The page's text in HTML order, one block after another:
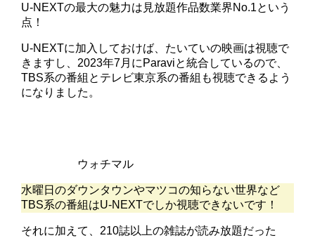
U-NEXTの最大の魅力は見放題作品数業界No.1という
点！
U-NEXTに加入しておけば、たいていの映画は視聴で
きますし、2023年7月にParaviと統合しているので、
TBS系の番組とテレビ東京系の番組も視聴できるよう
になりました。
ウォチマル
水曜日のダウンタウンやマツコの知らない世界など
TBS系の番組はU-NEXTでしか視聴できないです！
それに加えて、210誌以上の雑誌が読み放題だった